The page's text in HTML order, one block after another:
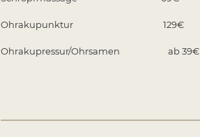
Ohrakupunktur 129€
Ohrakupressur/Ohrsamen ab 39€